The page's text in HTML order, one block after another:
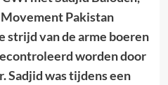
Pakistan
strijd van de arme boeren
worden door
Sadjid was tijdens een